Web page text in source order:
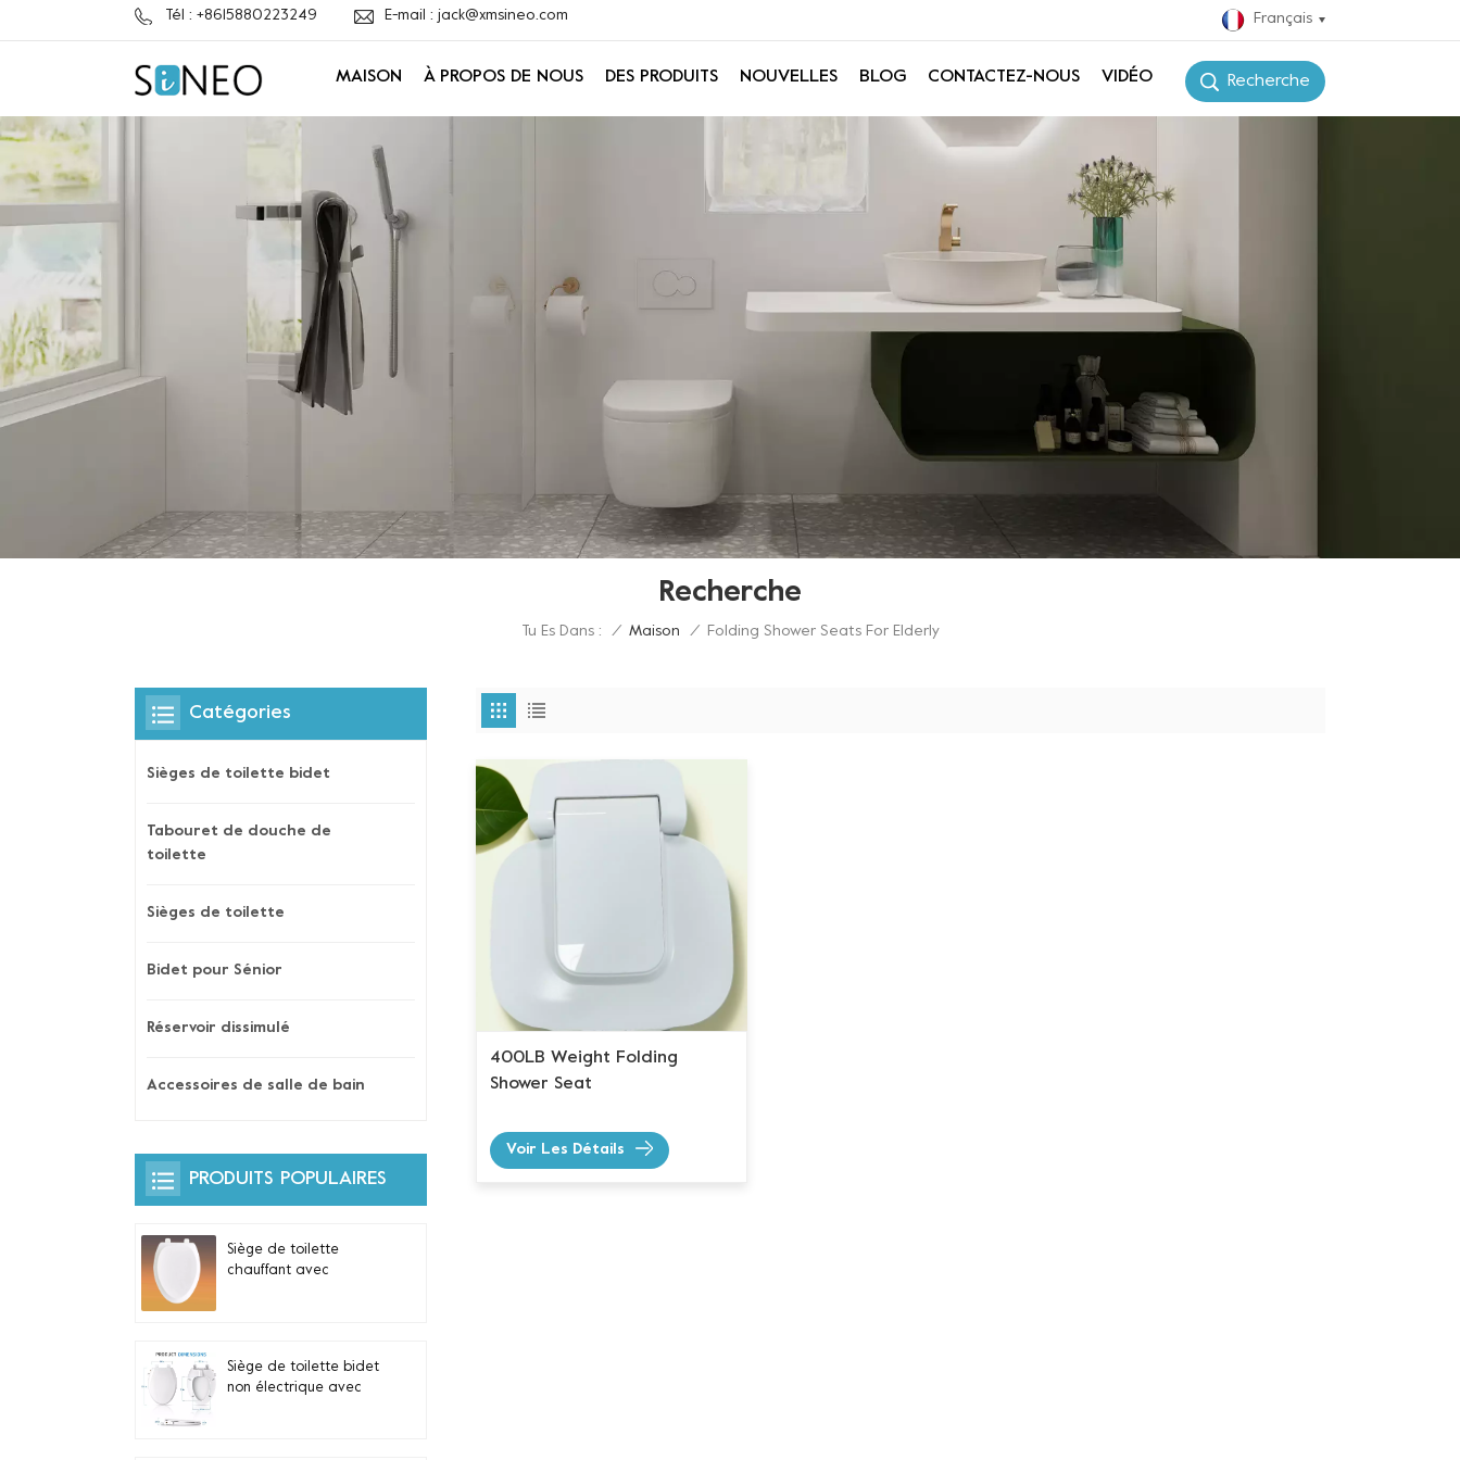
Tél : +8615880223249 E-mail : jack@xmsineo.com Français
Recherche
MAISON À PROPOS DE NOUS DES PRODUITS NOUVELLES BLOG CONTACTEZ-NOUS VIDÉO
Recherche
Tu Es Dans : / Maison / Folding Shower Seats For Elderly
400LB Weight Folding
Shower Seat
Voir Les Détails
Catégories
Sièges de toilette bidet
Tabouret de douche de
toilette
Sièges de toilette
Bidet pour Sénior
Réservoir dissimulé
Accessoires de salle de bain
PRODUITS POPULAIRES
Siège de toilette
chauffant avec
V
Siège de toilette bidet
non électrique avec